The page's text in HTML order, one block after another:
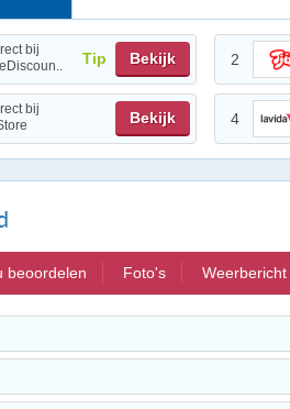
bij
Tip Bekijk 2
bij
Bekijk 4
beoordelen Foto's Weerbericht